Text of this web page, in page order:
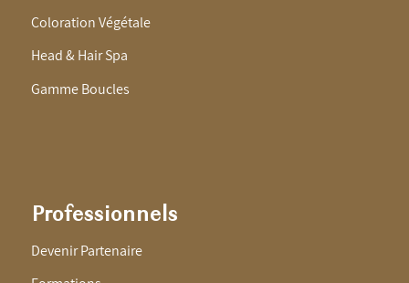
Coloration Végétale
Head & Hair Spa
Gamme Boucles
Professionnels
Devenir Partenaire